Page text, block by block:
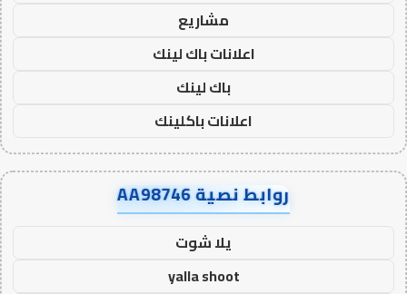
مشاريع
اعلانات باك لينك
باك لينك
اعلانات باكلينك
روابط نصية AA98746
يلا شوت
yalla shoot